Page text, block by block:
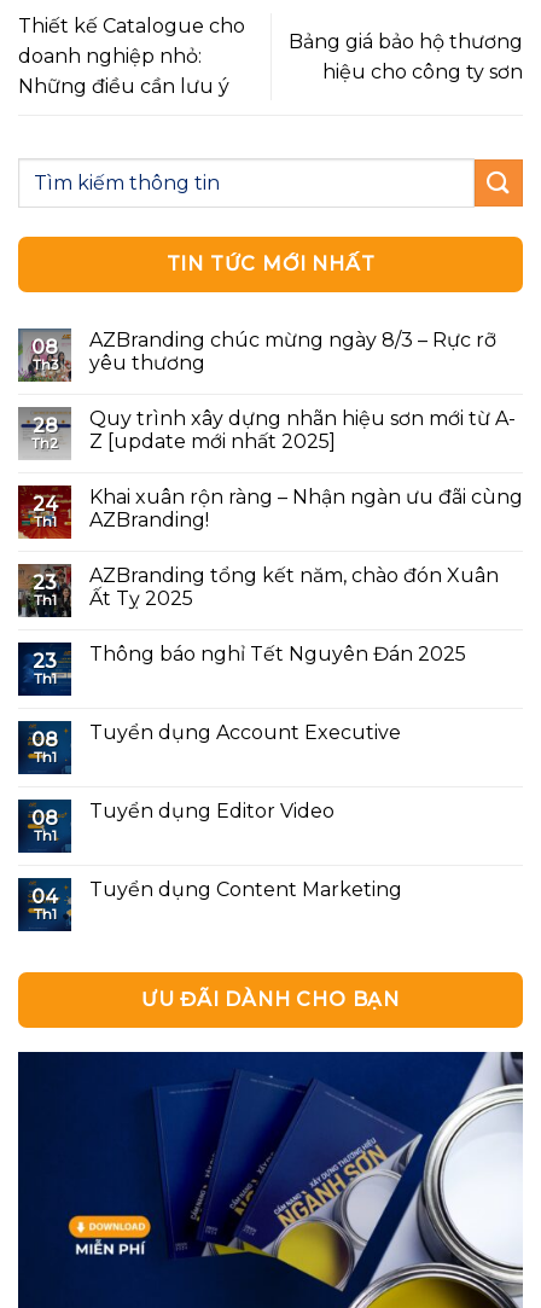
Thiết kế Catalogue cho
doanh nghiệp nhỏ:
Những điều cần lưu ý
Bảng giá bảo hộ thương
hiệu cho công ty sơn
TIN TỨC MỚI NHẤT
08
Th3
AZBranding chúc mừng ngày 8/3 – Rực rỡ
yêu thương
28
Th2
Quy trình xây dựng nhãn hiệu sơn mới từ A-
Z [update mới nhất 2025]
24
Th1
Khai xuân rộn ràng – Nhận ngàn ưu đãi cùng
AZBranding!
23
Th1
AZBranding tổng kết năm, chào đón Xuân
Ất Tỵ 2025
23
Th1
Thông báo nghỉ Tết Nguyên Đán 2025
08
Th1
Tuyển dụng Account Executive
08
Th1
Tuyển dụng Editor Video
04
Th1
Tuyển dụng Content Marketing
ƯU ĐÃI DÀNH CHO BẠN